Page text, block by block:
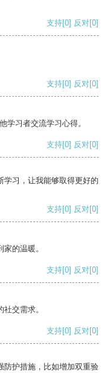
支持[0] 反对[0]
支持[0] 反对[0]
学习者交流学习心得。
支持[0] 反对[0]
学习，让我能够取得更好的
支持[0] 反对[0]
的温暖。
支持[0] 反对[0]
交需求。
支持[0] 反对[0]
防护措施，比如增加双重验